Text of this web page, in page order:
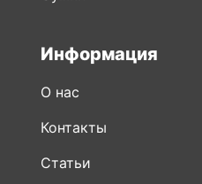
Контакты
Статьи
Карта сайта
Мобильное приложение